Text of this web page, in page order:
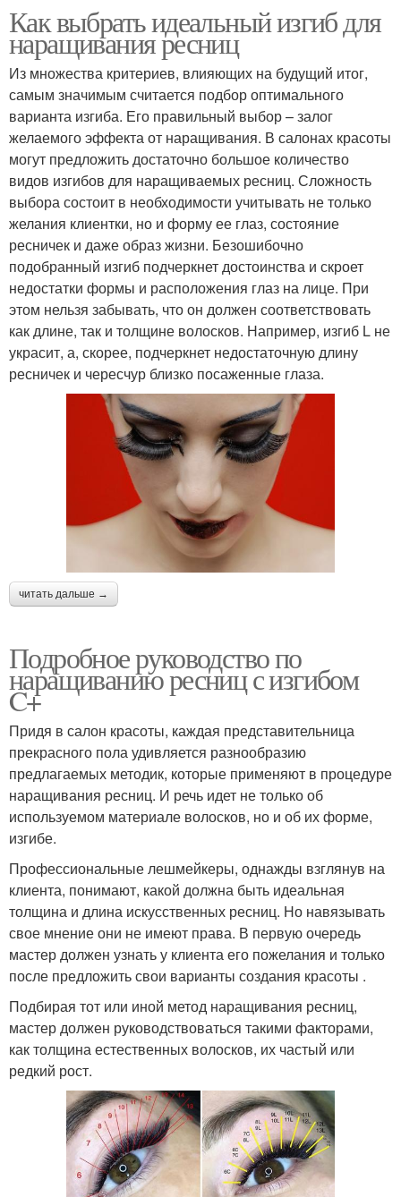
Как выбрать идеальный изгиб для
наращивания ресниц
Из множества критериев, влияющих на будущий итог,
самым значимым считается подбор оптимального
варианта изгиба. Его правильный выбор – залог
желаемого эффекта от наращивания. В салонах красоты
могут предложить достаточно большое количество
видов изгибов для наращиваемых ресниц. Сложность
выбора состоит в необходимости учитывать не только
желания клиентки, но и форму ее глаз, состояние
ресничек и даже образ жизни. Безошибочно
подобранный изгиб подчеркнет достоинства и скроет
недостатки формы и расположения глаз на лице. При
этом нельзя забывать, что он должен соответствовать
как длине, так и толщине волосков. Например, изгиб L не
украсит, а, скорее, подчеркнет недостаточную длину
ресничек и чересчур близко посаженные глаза.
читать дальше →
Подробное руководство по
наращиванию ресниц с изгибом
C+
Придя в салон красоты, каждая представительница
прекрасного пола удивляется разнообразию
предлагаемых методик, которые применяют в процедуре
наращивания ресниц. И речь идет не только об
используемом материале волосков, но и об их форме,
изгибе.
Профессиональные лешмейкеры, однажды взглянув на
клиента, понимают, какой должна быть идеальная
толщина и длина искусственных ресниц. Но навязывать
свое мнение они не имеют права. В первую очередь
мастер должен узнать у клиента его пожелания и только
после предложить свои варианты создания красоты .
Подбирая тот или иной метод наращивания ресниц,
мастер должен руководствоваться такими факторами,
как толщина естественных волосков, их частый или
редкий рост.